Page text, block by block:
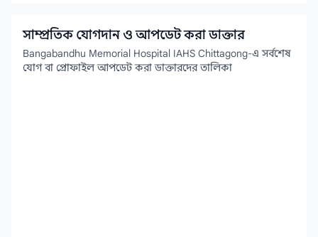
সাম্প্রতিক যোগদান ও আপডেট করা ডাক্তার
Bangabandhu Memorial Hospital IAHS Chittagong-এ সর্বশেষ
যোগ বা প্রোফাইল আপডেট করা ডাক্তারদের তালিকা